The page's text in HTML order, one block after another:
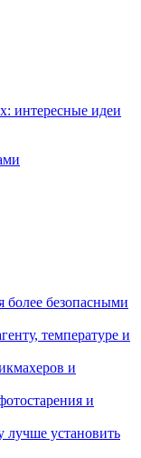
интересные идеи
более безопасными
температуре и
и
и
лучше установить